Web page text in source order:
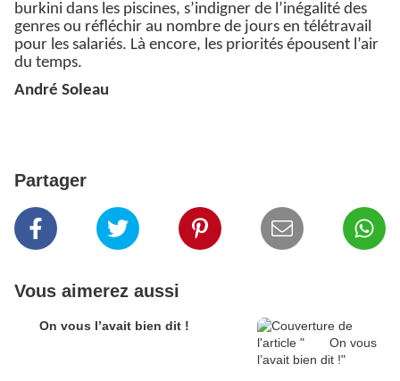
burkini dans les piscines, s’indigner de l’inégalité des
genres ou réfléchir au nombre de jours en télétravail
pour les salariés. Là encore, les priorités épousent l’air
du temps.
André Soleau
Partager
Vous aimerez aussi
On vous l’avait bien dit !